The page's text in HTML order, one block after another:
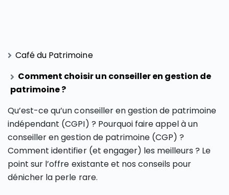
Café du Patrimoine
Comment choisir un conseiller en gestion de
patrimoine ?
Qu’est-ce qu’un conseiller en gestion de patrimoine
indépendant (CGPI) ? Pourquoi faire appel à un
conseiller en gestion de patrimoine (CGP) ?
Comment identifier (et engager) les meilleurs ? Le
point sur l’offre existante et nos conseils pour
dénicher la perle rare.